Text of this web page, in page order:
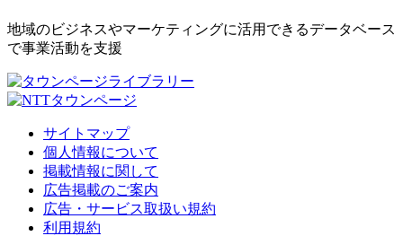
地域のビジネスやマーケティングに活用できるデータベース
で事業活動を支援
サイトマップ
個人情報について
掲載情報に関して
広告掲載のご案内
広告・サービス取扱い規約
利用規約